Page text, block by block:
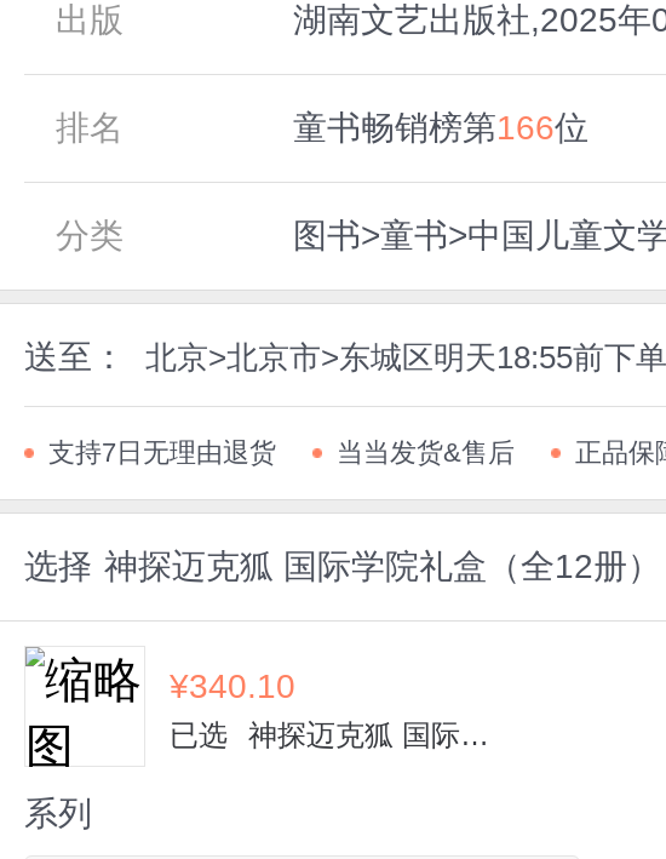
出版 湖南文艺出版社,2025年
排名 童书畅销榜第166位
分类 图书>童书>中国儿童文
送至： 北京>北京市>东城区明天18:55前下
支持7日无理由退货 当当发货&售后 正品保
选择 神探迈克狐 国际学院礼盒（全12册）
¥340.10
已选 神探迈克狐 国际学院礼盒（全12册）
系列